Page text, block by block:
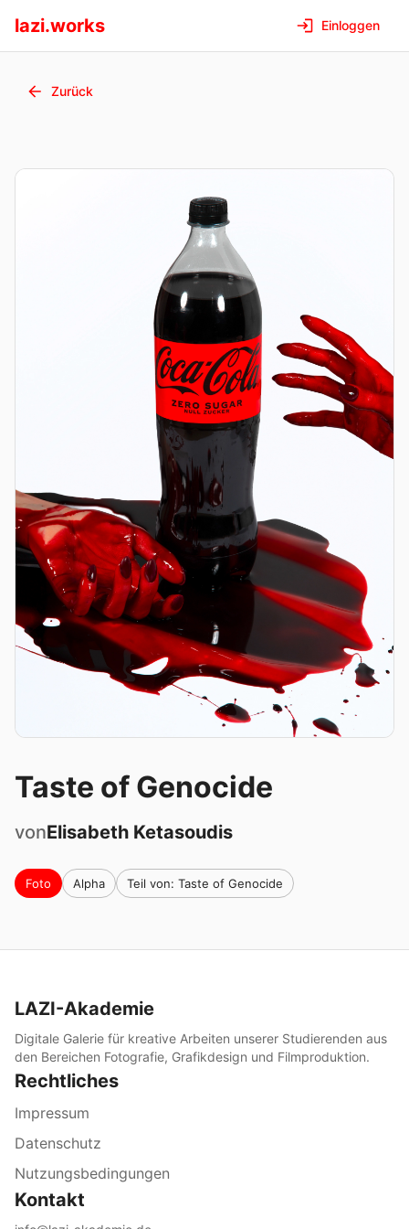
lazi.works Einloggen
Zurück
Taste of Genocide
vonElisabeth Ketasoudis
Foto Alpha Teil von: Taste of Genocide
LAZI-Akademie
Digitale Galerie für kreative Arbeiten unserer Studierenden aus
den Bereichen Fotografie, Grafikdesign und Filmproduktion.
Rechtliches
Impressum
Datenschutz
Nutzungsbedingungen
Kontakt